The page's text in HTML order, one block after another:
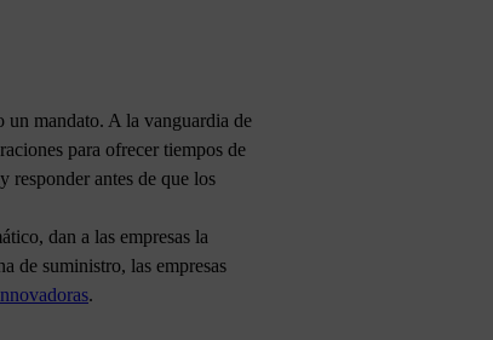
un mandato. A la vanguardia de
para ofrecer tiempos de
responder antes de que los
dan a las empresas la
de suministro, las empresas
.